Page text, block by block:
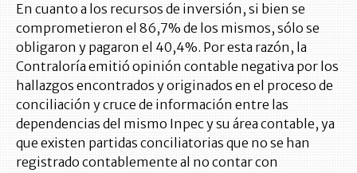
En cuanto a los recursos de inversión, si bien se
comprometieron el 86,7% de los mismos, sólo se
obligaron y pagaron el 40,4%. Por esta razón, la
Contraloría emitió opinión contable negativa por los
hallazgos encontrados y originados en el proceso de
conciliación y cruce de información entre las
dependencias del mismo Inpec y su área contable, ya
que existen partidas conciliatorias que no se han
registrado contablemente al no contar con